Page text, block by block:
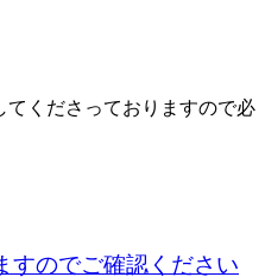
くださっておりますので必
すのでご確認ください